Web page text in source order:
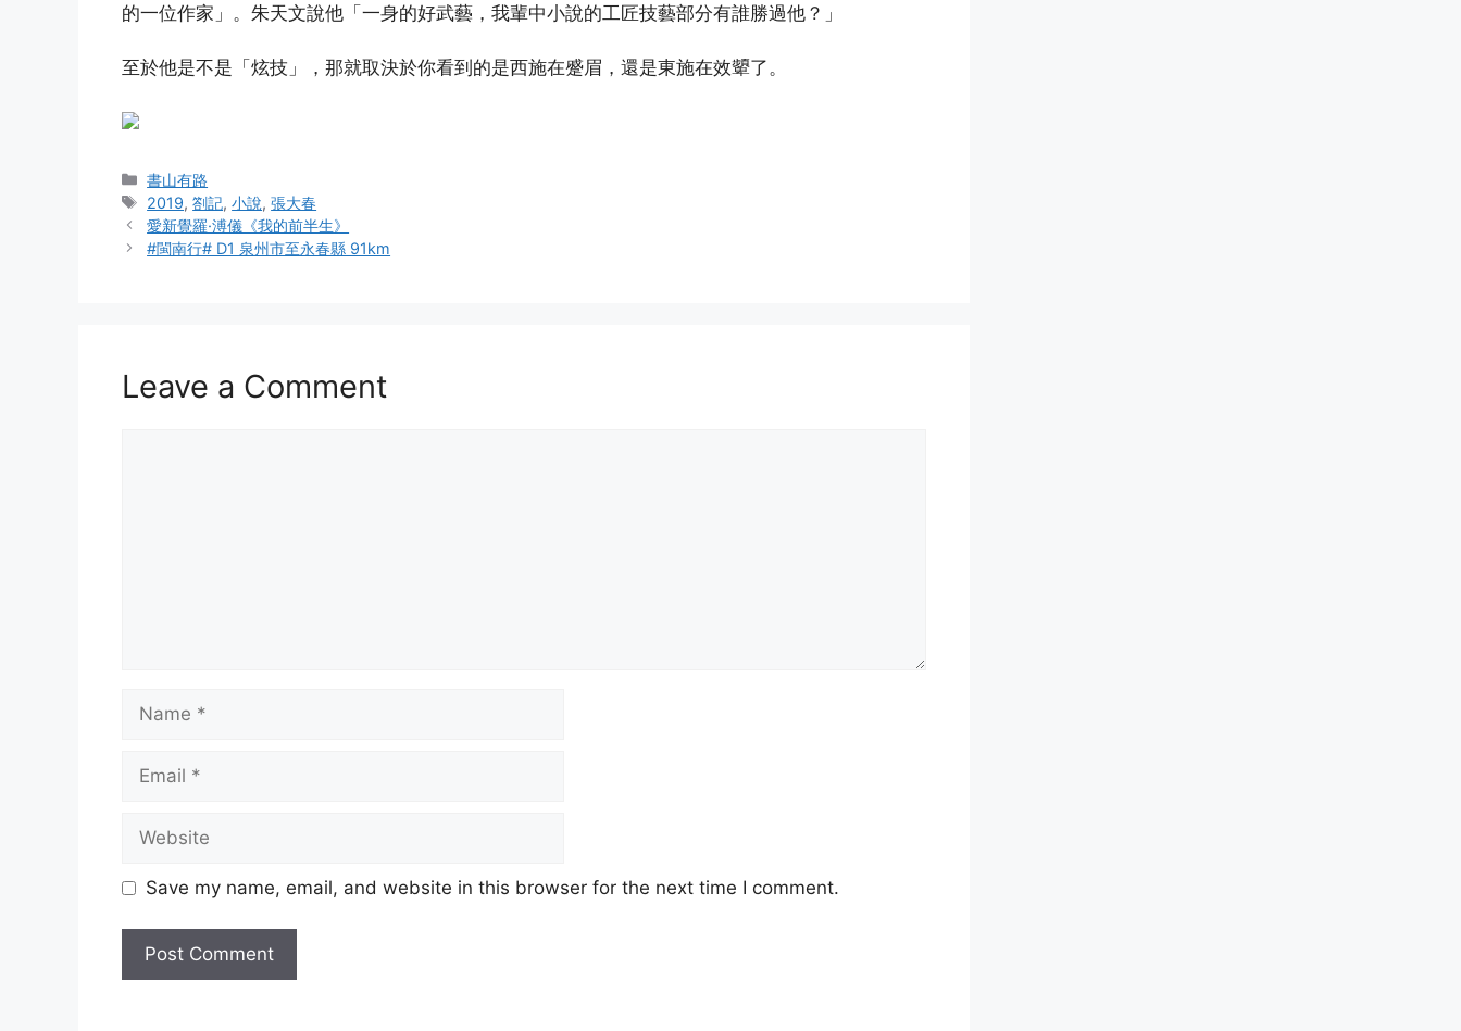
的一位作家」。朱天文說他「一身的好武藝，我輩中小說的工匠技藝部分有誰勝過他？」
至於他是不是「炫技」，那就取決於你看到的是西施在蹙眉，還是東施在效顰了。
Categories
書山有路
Tags
2019,劄記,小說,張大春
愛新覺羅·溥儀《我的前半生》
#閩南行# D1 泉州市至永春縣 91km
Leave a Comment
Save my name, email, and website in this browser for the next time I comment.